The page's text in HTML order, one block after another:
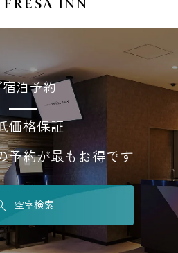
泊予約
価格保証
予約が最もお得です
空室検索